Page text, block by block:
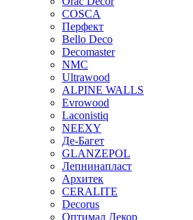
COSCA
Перфект
Bello Deco
Decomaster
NMС
Ultrawood
ALPINE WALLS
Evrowood
Laconistiq
NEEXY
Де-Багет
GLANZEPOL
Лепнинапласт
Архитек
CERALITE
Decorus
Оптимал Декор